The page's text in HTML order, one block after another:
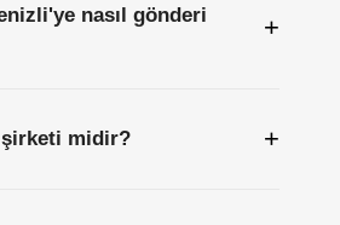
nasıl gönderi
+
midir? +